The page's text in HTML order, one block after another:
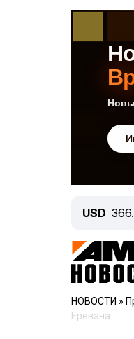
USD
НОВОСТИ »
Еревана